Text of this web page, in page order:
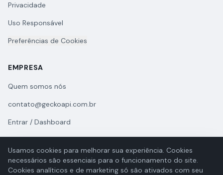
Privacidade
Uso Responsável
Preferências de Cookies
EMPRESA
Quem somos nós
contato@geckoapi.com.br
Entrar / Dashboard
Usamos cookies para melhorar sua experiência. Cookies
necessários são essenciais para o funcionamento do site.
Cookies analíticos e de marketing só são ativados com seu